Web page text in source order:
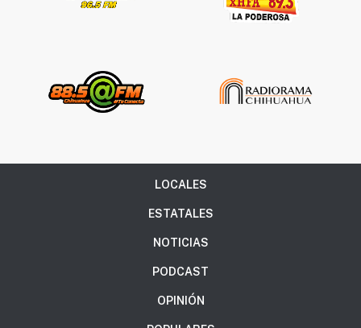
LOCALES
ESTATALES
NOTICIAS
PODCAST
OPINIÓN